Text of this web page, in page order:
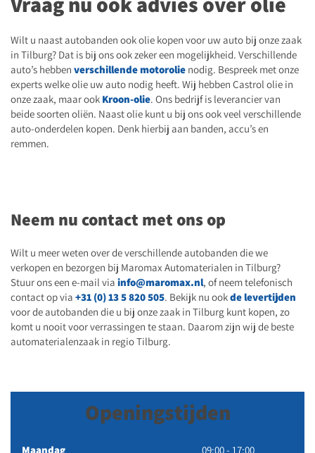
Wilt u naast autobanden ook olie kopen voor uw auto bij onze zaak
in Tilburg? Dat is bij ons ook zeker een mogelijkheid. Verschillende
auto’s hebben verschillende motorolie nodig. Bespreek met onze
experts welke olie uw auto nodig heeft. Wij hebben Castrol olie in
onze zaak, maar ook Kroon-olie. Ons bedrijf is leverancier van
beide soorten oliën. Naast olie kunt u bij ons ook veel verschillende
auto-onderdelen kopen. Denk hierbij aan banden, accu’s en
remmen.
Neem nu contact met ons op
Wilt u meer weten over de verschillende autobanden die we
verkopen en bezorgen bij Maromax Automaterialen in Tilburg?
Stuur ons een e-mail via info@maromax.nl, of neem telefonisch
contact op via +31 (0) 13 5 820 505. Bekijk nu ookde levertijden
voor de autobanden die u bij onze zaak in Tilburg kunt kopen, zo
komt u nooit voor verrassingen te staan. Daarom zijn wij de beste
automaterialenzaak in regio Tilburg.
Openingstijden
Maandag
09:00 - 17:00